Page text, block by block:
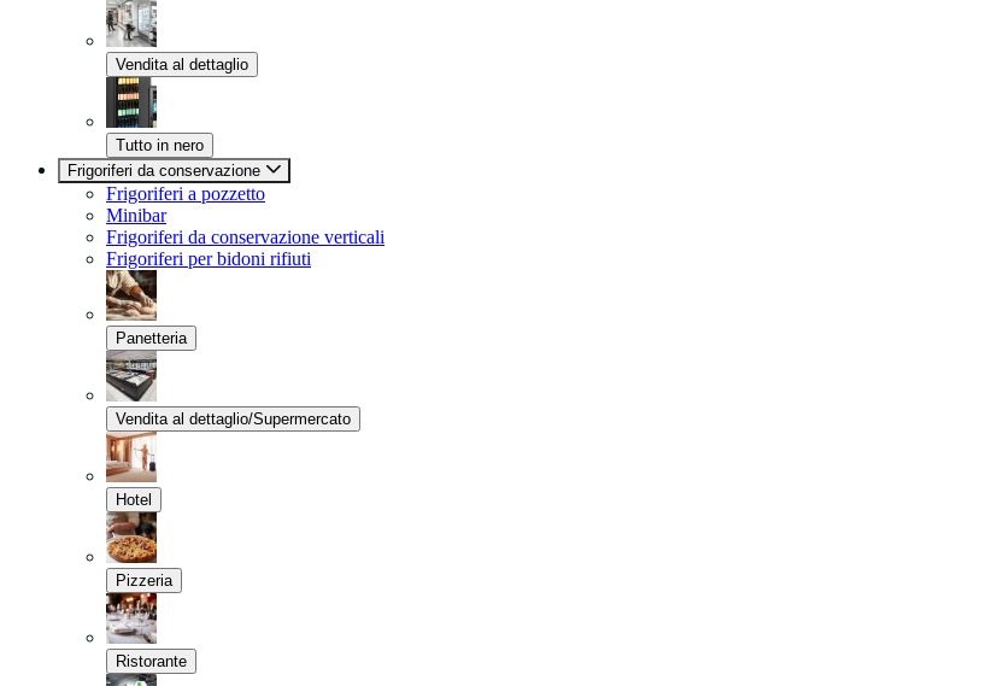
Vendita al dettaglio
Tutto in nero
Frigoriferi da conservazione
Frigoriferi a pozzetto
Minibar
Frigoriferi da conservazione verticali
Frigoriferi per bidoni rifiuti
Panetteria
Vendita al dettaglio/Supermercato
Hotel
Pizzeria
Ristorante